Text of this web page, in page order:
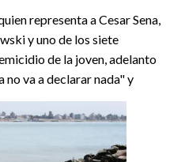
representa a Cesar Sena,
y uno de los siete
de la joven, adelanto
no va a declarar nada" y